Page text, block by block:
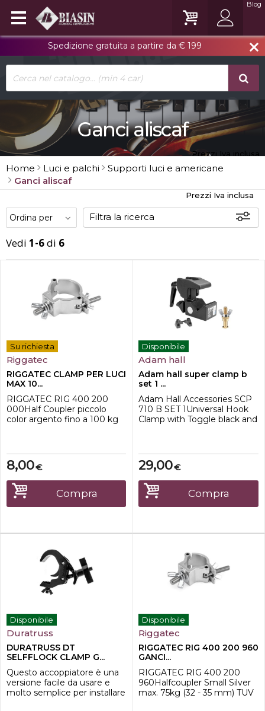
close
Spedizione gratuita a partire da € 199
Blog
Ganci aliscaf
Prezzi Iva inclusa
Home Luci e palchi
Supporti luci e americane
Ganci aliscaf
Prezzi Iva inclusa
Filtra la ricerca
Vedi 1-6di 6
Su richiesta
Riggatec
RIGGATEC CLAMP PER LUCI
MAX 10...
RIGGATEC RIG 400 200
000Half Coupler piccolo
color argento fino a 100 kg
M10 zinc coated, retaining
ring, grommet and wing nut
Lock screw M8 zinc coated
with grommet and wing nut
€
8,00
Compra
Disponibile
Adam hall
Adam hall super clamp b
set 1 ...
Adam Hall Accessories SCP
710 B SET 1Universal Hook
Clamp with Toggle black and
bloccaggio regolabile,
utilizzabile in qualsiasi
posizione Versione
interamente in metallo
(acciaio inox e lega di
alluminio pres...
€
29,00
Compra
Disponibile
Duratruss
DURATRUSS DT
SELFFLOCK CLAMP G...
Questo accoppiatore è una
versione facile da usare e
molto semplice per installare
Disponibile
Riggatec
RIGGATEC RIG 400 200 960
GANCI...
RIGGATEC RIG 400 200
960Halfcoupler Small Silver
max. 75kg (32 - 35 mm) TUV